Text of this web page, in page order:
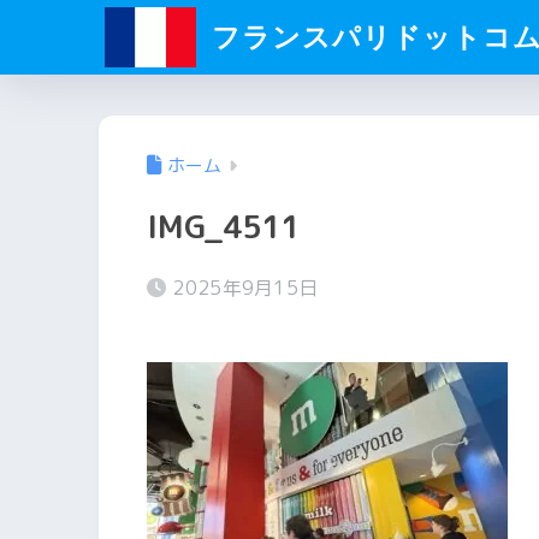
フランスパリドットコ
ホーム
IMG_4511
2025年9月15日